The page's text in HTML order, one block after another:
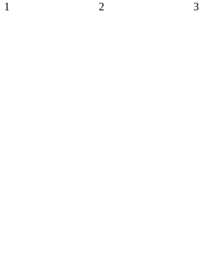
1 2 3